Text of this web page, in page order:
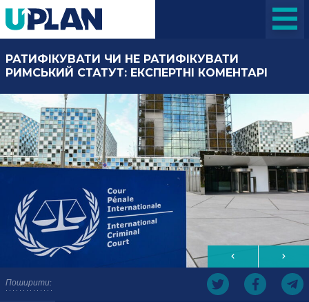
Поширити:
РАТИФІКУВАТИ ЧИ НЕ РАТИФІКУВАТИ
РИМСЬКИЙ СТАТУТ: ЕКСПЕРТНІ КОМЕНТАРІ